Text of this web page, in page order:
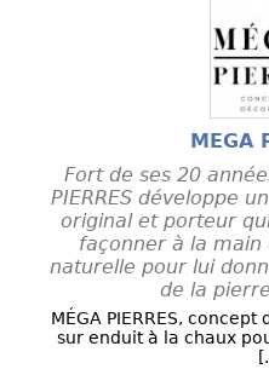
MEGA
Fort de ses 20
PIERRES développe
original et porteur
façonner à la main
naturelle pour lui
de la
MÉGA PIERRES,
sur enduit à la chaux